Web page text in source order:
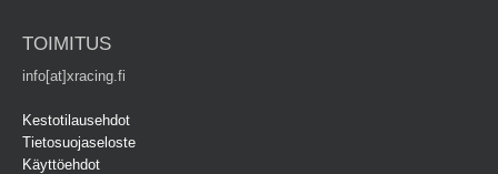
TOIMITUS
info[at]xracing.fi
Kestotilausehdot
Tietosuojaseloste
Käyttöehdot